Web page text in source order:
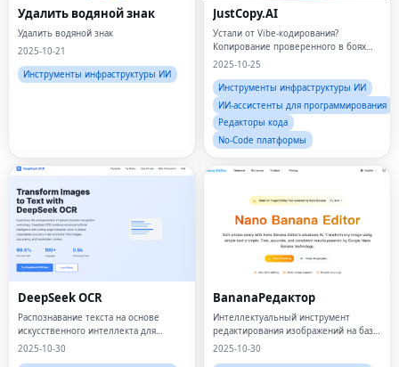
Удалить водяной знак
Удалить водяной знак
2025-10-21
Инструменты инфраструктуры ИИ
JustCopy.AI
Устали от Vibe-кодирования?
Копирование проверенного в боях
программного обеспечения
2025-10-25
Инструменты инфраструктуры ИИ
ИИ-ассистенты для программирования
Редакторы кода
No-Code платформы
DeepSeek OCR
Распознавание текста на основе
искусственного интеллекта для
изображений и документов
2025-10-30
BananaРедактор
Интеллектуальный инструмент
редактирования изображений на базе
искусственного интеллекта
2025-10-30